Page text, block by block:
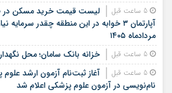
لیست قیمت خرید مسکن در
آپارتمان ۳ خوابه در این منطقه چقدر
مردادماه ۱۴۰۵
خزانه بانک سامان؛ محل
آغاز ثبت‌نام آزمون ارشد
نام‌نویسی در آزمون علوم پزشکی اعلام شد